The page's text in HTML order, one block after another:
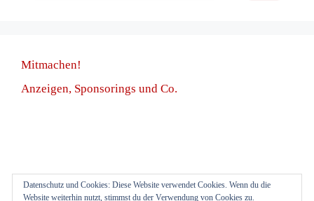
Mitmachen!
Anzeigen, Sponsorings und Co.
Anmelden
Datenschutz und Cookies: Diese Website verwendet Cookies. Wenn du die
Website weiterhin nutzt, stimmst du der Verwendung von Cookies zu.